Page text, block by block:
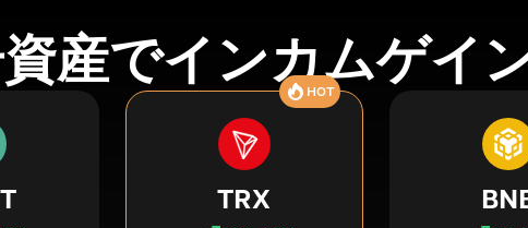
産でインカムゲイ
HOT
TRX